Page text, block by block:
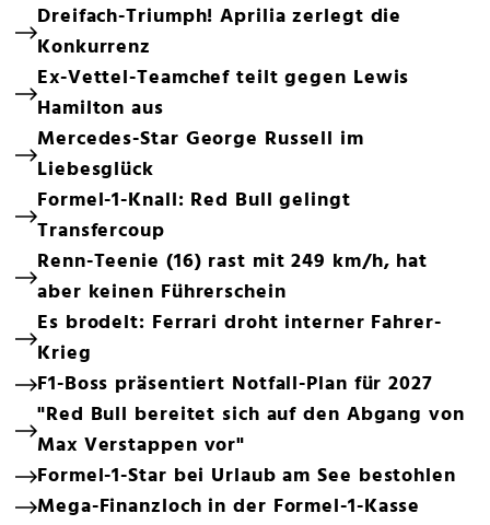
Dreifach-Triumph! Aprilia zerlegt die
Konkurrenz
Ex-Vettel-Teamchef teilt gegen Lewis
Hamilton aus
Mercedes-Star George Russell im
Liebesglück
Formel-1-Knall: Red Bull gelingt
Transfercoup
Renn-Teenie (16) rast mit 249 km/h, hat
aber keinen Führerschein
Es brodelt: Ferrari droht interner Fahrer-
Krieg
F1-Boss präsentiert Notfall-Plan für 2027
"Red Bull bereitet sich auf den Abgang von
Max Verstappen vor"
Formel-1-Star bei Urlaub am See bestohlen
Mega-Finanzloch in der Formel-1-Kasse